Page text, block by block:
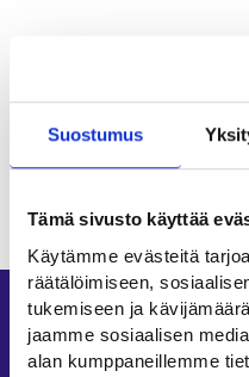
Suostumus
Tämä sivusto käyttää
Käytämme evästeitä
räätälöimiseen,
tukemiseen ja
jaamme sosiaalisen
alan kumppaneillemme
Oikopolut
Asiointi